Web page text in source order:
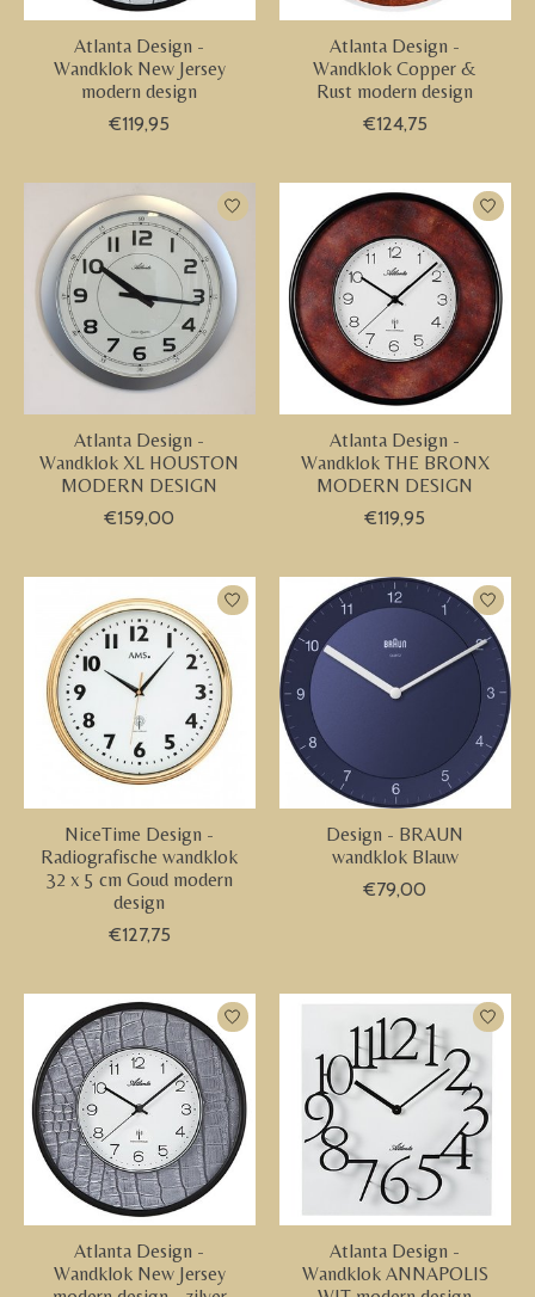
Atlanta Design -
Wandklok New Jersey
modern design
€119,95
Atlanta Design -
Wandklok Copper &
Rust modern design
€124,75
Atlanta Design -
Wandklok XL HOUSTON
MODERN DESIGN
€159,00
Atlanta Design -
Wandklok THE BRONX
MODERN DESIGN
€119,95
NiceTime Design -
Radiografische wandklok
32 x 5 cm Goud modern
design
€127,75
Design - BRAUN
wandklok Blauw
€79,00
Atlanta Design -
Wandklok New Jersey
Atlanta Design -
Wandklok ANNAPOLIS